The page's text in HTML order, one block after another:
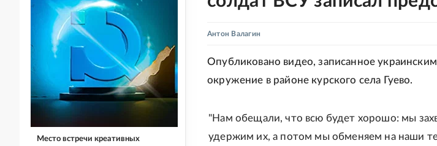
Антон Валагин
Опубликовано видео, записанное
окружение в районе курского села Гуево.
"Нам обещали, что всю будет хорошо: мы
удержим их, а потом мы обменяем на наши
Место встречи креативных